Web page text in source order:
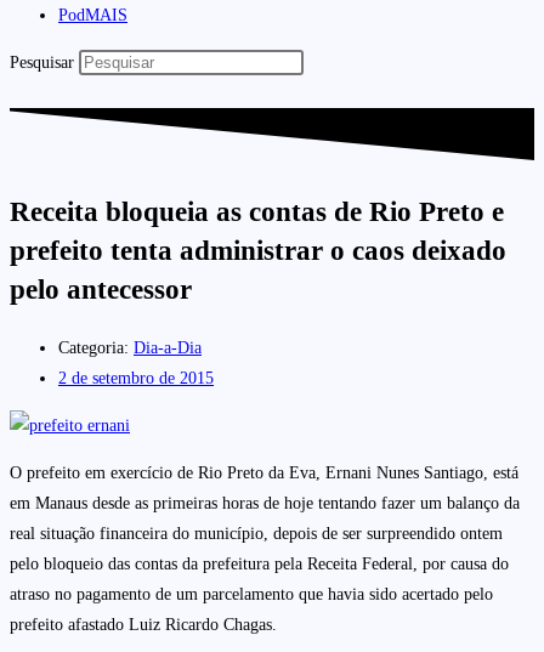
PodMAIS
Pesquisar
Receita bloqueia as contas de Rio Preto e
prefeito tenta administrar o caos deixado
pelo antecessor
Categoria: Dia-a-Dia
2 de setembro de 2015
O prefeito em exercício de Rio Preto da Eva, Ernani Nunes Santiago, está
em Manaus desde as primeiras horas de hoje tentando fazer um balanço da
real situação financeira do município, depois de ser surpreendido ontem
pelo bloqueio das contas da prefeitura pela Receita Federal, por causa do
atraso no pagamento de um parcelamento que havia sido acertado pelo
prefeito afastado Luiz Ricardo Chagas.